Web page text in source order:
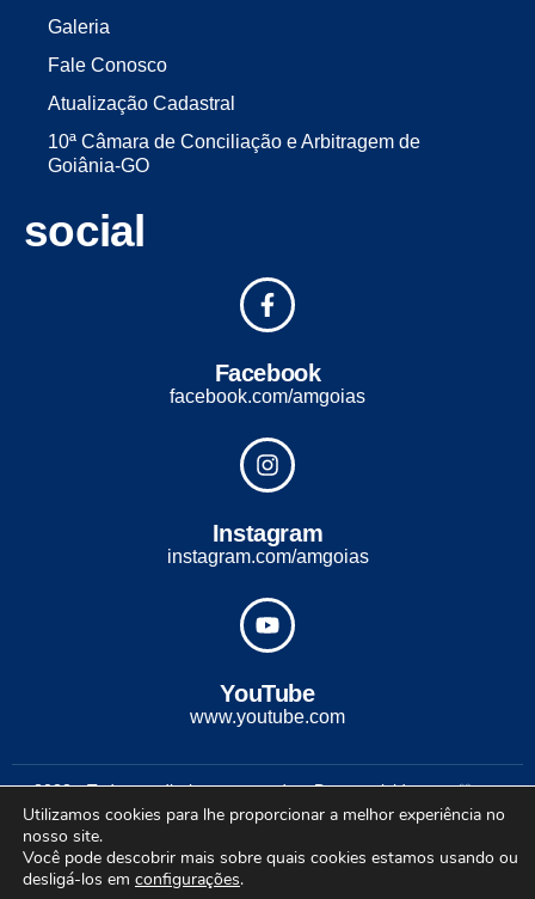
Galeria
Fale Conosco
Atualização Cadastral
10ª Câmara de Conciliação e Arbitragem de
Goiânia-GO
social
Facebook
facebook.com/amgoias
Instagram
instagram.com/amgoias
YouTube
www.youtube.com
2022 - Todos os direitos reservados. Desenvolvido com ♡ por
Conexão Soluções Corporativas
Utilizamos cookies para lhe proporcionar a melhor experiência no
nosso site.
Você pode descobrir mais sobre quais cookies estamos usando ou
desligá-los em configurações.